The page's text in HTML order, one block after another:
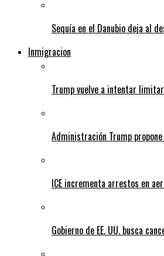
Sequía en el Danubio deja al
Inmigracion
Trump vuelve a intentar
Administración Trump
ICE incrementa arrestos en
Gobierno de EE. UU. busca